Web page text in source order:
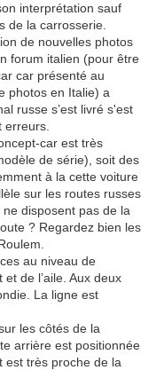
interprétation sauf
de la carrosserie.
de nouvelles photos
forum italien (pour être
car présenté au
photos en Italie) a
russe s’est livré s'est
car est très
de série), soit des
à la cette voiture
sur les routes russes
ne disposent pas de la
? Regardez bien les
au niveau de
de l’aile. Aux deux
La ligne est
les côtés de la
arrière est positionnée
est très proche de la